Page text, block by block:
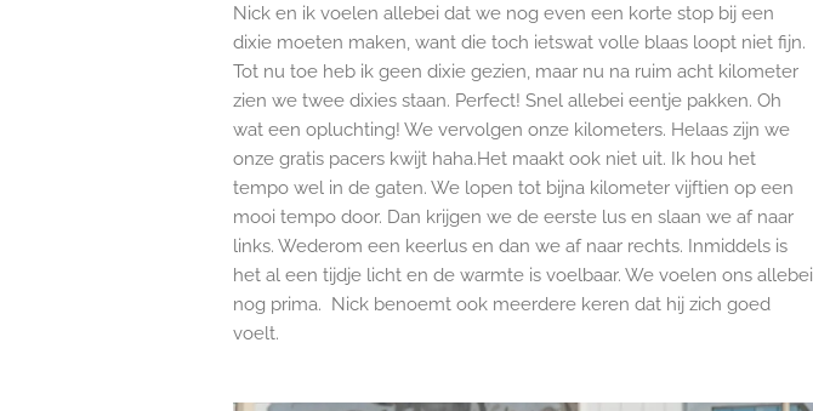
Nick en ik voelen allebei dat we nog even een korte stop bij een
dixie moeten maken, want die toch ietswat volle blaas loopt niet fijn.
Tot nu toe heb ik geen dixie gezien, maar nu na ruim acht kilometer
zien we twee dixies staan. Perfect! Snel allebei eentje pakken. Oh
wat een opluchting! We vervolgen onze kilometers. Helaas zijn we
onze gratis pacers kwijt haha.Het maakt ook niet uit. Ik hou het
tempo wel in de gaten. We lopen tot bijna kilometer vijftien op een
mooi tempo door. Dan krijgen we de eerste lus en slaan we af naar
links. Wederom een keerlus en dan we af naar rechts. Inmiddels is
het al een tijdje licht en de warmte is voelbaar. We voelen ons allebei
nog prima. Nick benoemt ook meerdere keren dat hij zich goed
voelt.